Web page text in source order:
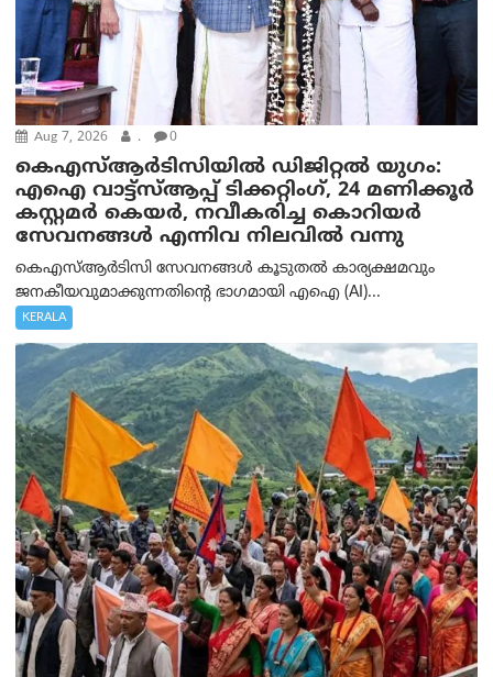
Aug 7, 2026 . 0
കെഎസ്ആർടിസിയിൽ ഡിജിറ്റൽ യുഗം:
എഐ വാട്ട്‌സ്ആപ്പ് ടിക്കറ്റിംഗ്, 24 മണിക്കൂർ
കസ്റ്റമർ കെയർ, നവീകരിച്ച കൊറിയർ
സേവനങ്ങൾ എന്നിവ നിലവിൽ വന്നു
കെഎസ്ആർടിസി സേവനങ്ങൾ കൂടുതൽ കാര്യക്ഷമവും
ജനകീയവുമാക്കുന്നതിന്റെ ഭാഗമായി എഐ (AI)...
KERALA